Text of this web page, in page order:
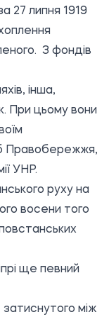
27 липня 1919
З фондів
інша,
При цьому вони
Правобережжя,
УНР.
руху на
восени того
ще певний
між